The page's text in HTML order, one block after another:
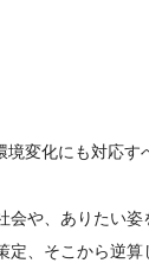
変化にも対応
や、ありたい姿
、そこから逆